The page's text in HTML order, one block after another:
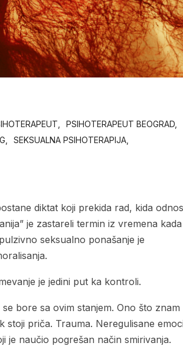
PSIHOTERAPEUT BEOGRAD
SEKSUALNA PSIHOTERAPIJA
je zastareli termin iz vremena kada
seksualno ponašanje je
je jedini put ka kontroli.
priča. Trauma. Neregulisane
je naučio pogrešan način smirivanja.